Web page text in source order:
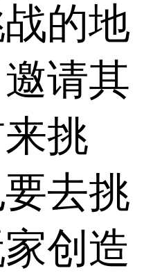
的地
请其
挑
去挑
创造